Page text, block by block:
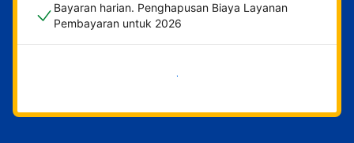
Bayaran harian. Penghapusan Biaya Layanan
Pembayaran untuk 2026
Mulai sekarang